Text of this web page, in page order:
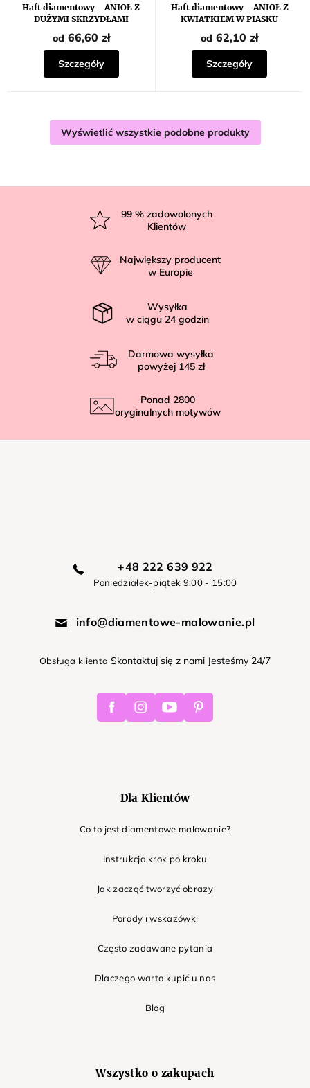
Haft diamentowy - ANIOŁ Z
DUŻYMI SKRZYDŁAMI
produktu
wynosi
5,0
na
5
gwiazdek.
od 66,60 zł
Szczegóły
Haft diamentowy - ANIOŁ Z
KWIATKIEM W PIASKU
od 62,10 zł
Szczegóły
Wyświetlić wszystkie podobne produkty
99 % zadowolonych
Klientów
Największy producent
w Europie
Wysyłka
w ciągu 24 godzin
Darmowa wysyłka
powyżej 145 zł
Ponad 2800
oryginalnych motywów
+48 222 639 922
Poniedziałek-piątek 9:00 - 15:00
info@diamentowe-malowanie.pl
Obsługa klienta Skontaktuj się z nami Jesteśmy 24/7
FacebookInstagramYoutube Pinterest
Dla Klientów
Co to jest diamentowe malowanie?
Instrukcja krok po kroku
Jak zacząć tworzyć obrazy
Porady i wskazówki
Często zadawane pytania
Dlaczego warto kupić u nas
Blog
Wszystko o zakupach